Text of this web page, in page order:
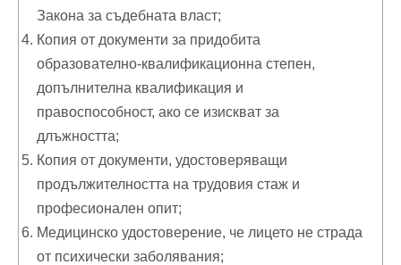
Закона за съдебната власт;
Копия от документи за придобита
образователно-квалификационна степен,
допълнителна квалификация и
правоспособност, ако се изискват за
длъжността;
Копия от документи, удостоверяващи
продължителността на трудовия стаж и
професионален опит;
Медицинско удостоверение, че лицето не страда
от психически заболявания;